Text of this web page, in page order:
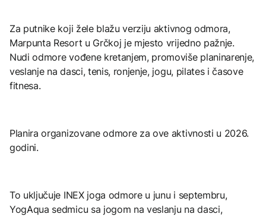
Za putnike koji žele blažu verziju aktivnog odmora,
Marpunta Resort u Grčkoj je mjesto vrijedno pažnje.
Nudi odmore vođene kretanjem, promoviše planinarenje,
veslanje na dasci, tenis, ronjenje, jogu, pilates i časove
fitnesa.
Planira organizovane odmore za ove aktivnosti u 2026.
godini.
To uključuje INEX joga odmore u junu i septembru,
YogAqua sedmicu sa jogom na veslanju na dasci,